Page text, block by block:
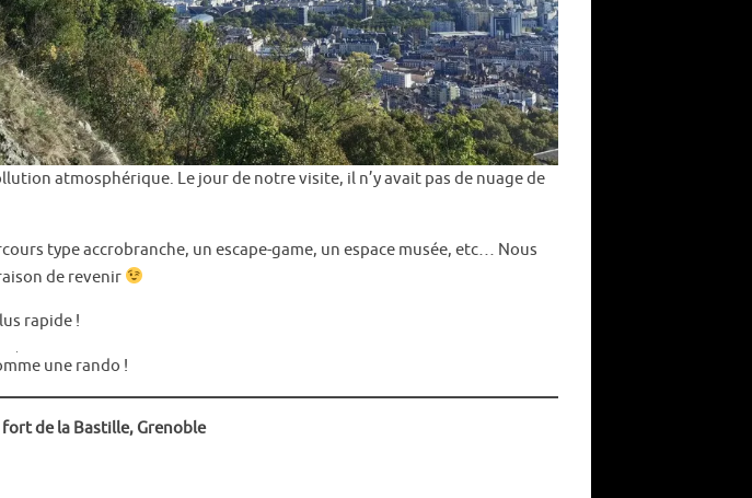
atmosphérique. Le jour de notre visite, il n’y avait pas de nuage de
type accrobranche, un escape-game, un espace musée, etc… Nous
de revenir
rapide !
une rando !
de la Bastille, Grenoble